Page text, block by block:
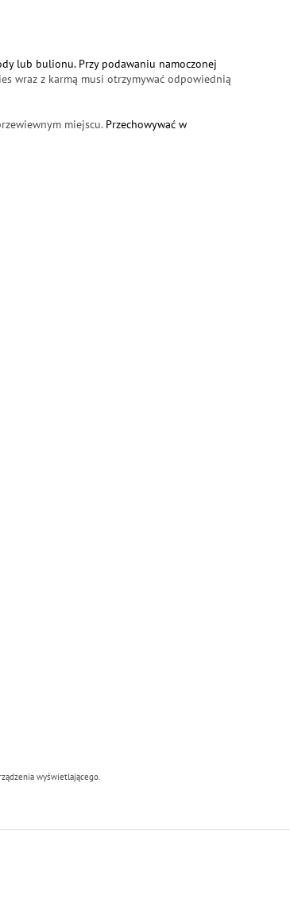
lub bulionu. Przy podawaniu namoczonej
wraz z karmą musi otrzymywać odpowiednią
miejscu. Przechowywać w
wyświetlającego.